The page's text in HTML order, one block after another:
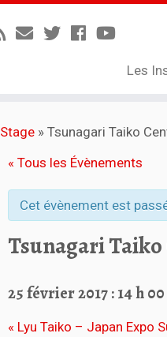
Les
Stage » Tsunagari Taiko
« Tous les Évènements
Cet évènement est
Tsunagari Taiko
25 février 2017 : 14 h
« Lyu Taiko – Japan Expo